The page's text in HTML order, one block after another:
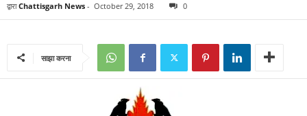
द्वारा Chattisgarh News - October 29, 2018 0
साझा करना